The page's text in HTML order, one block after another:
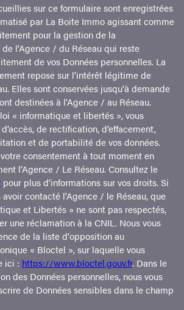
sur ce formulaire sont enregistrées
par La Boite Immo agissant comme
pour la gestion de la
l'Agence / du Réseau qui reste
de vos Données personnelles. La
repose sur l'intérêt légitime de
Elles sont conservées jusqu'à demande
destinées à l'Agence / au Réseau.
« informatique et libertés », vous
de rectification, d’effacement,
et de portabilité de vos données.
consentement à tout moment en
l’Agence / Le Réseau. Consultez le
pour plus d’informations sur vos droits. Si
contacté l'Agence / le Réseau, que
et Libertés » ne sont pas respectés,
une réclamation à la CNIL. Nous vous
de la liste d'opposition au
« Bloctel », sur laquelle vous
ici : https://www.bloctel.gouv.fr. Dans le
des Données personnelles, nous vous
de Données sensibles dans le champ